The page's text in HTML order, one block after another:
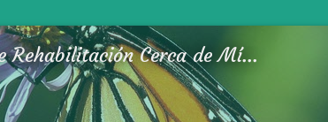
Rehabilitación Cerca de Mí...